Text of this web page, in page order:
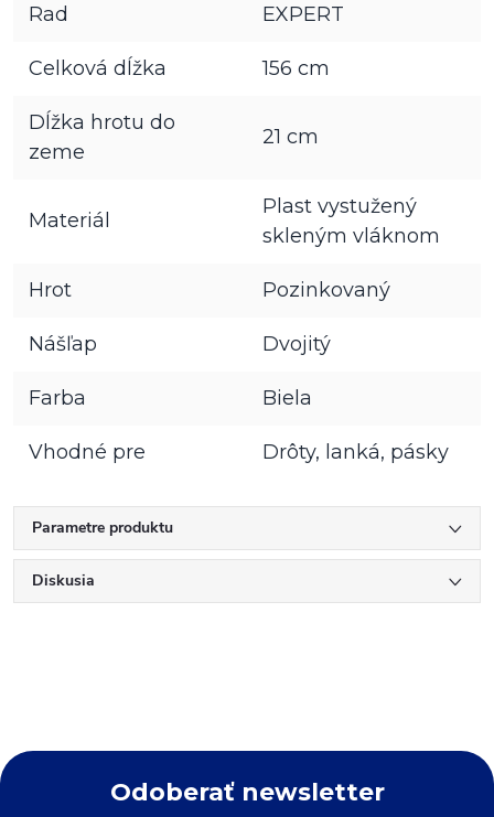
Rad EXPERT
Celková dĺžka 156 cm
Dĺžka hrotu do
zeme
21 cm
Materiál
Plast vystužený
skleným vláknom
Hrot Pozinkovaný
Nášľap Dvojitý
Farba Biela
Vhodné pre Drôty, lanká, pásky
Parametre produktu
Diskusia
Odoberať newsletter